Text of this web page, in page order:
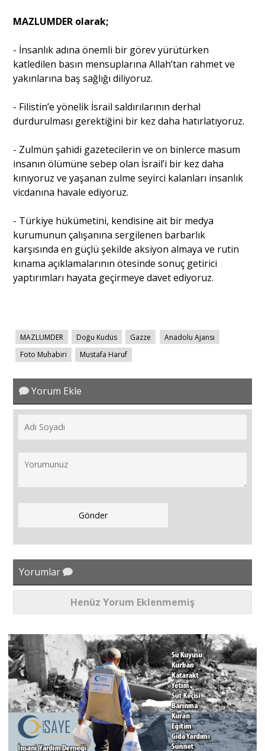
MAZLUMDER olarak;
- İnsanlık adına önemli bir görev yürütürken
katledilen basın mensuplarına Allah’tan rahmet ve
yakınlarına baş sağlığı diliyoruz.
- Filistin’e yönelik İsrail saldırılarının derhal
durdurulması gerektiğini bir kez daha hatırlatıyoruz.
- Zulmün şahidi gazetecilerin ve on binlerce masum
insanın ölümüne sebep olan İsrail’i bir kez daha
kınıyoruz ve yaşanan zulme seyirci kalanları insanlık
vicdanına havale ediyoruz.
- ⁠Türkiye hükümetini, kendisine ait bir medya
kurumunun çalışanına sergilenen barbarlık
karşısında en güçlü şekilde aksiyon almaya ve rutin
kınama açıklamalarının ötesinde sonuç getirici
yaptırımları hayata geçirmeye davet ediyoruz.
MAZLUMDER Doğu Kudüs Gazze
Anadolu Ajansı
Foto Muhabiri
Mustafa Haruf
Yorum Ekle
Yorumlar
Henüz Yorum Eklenmemiş